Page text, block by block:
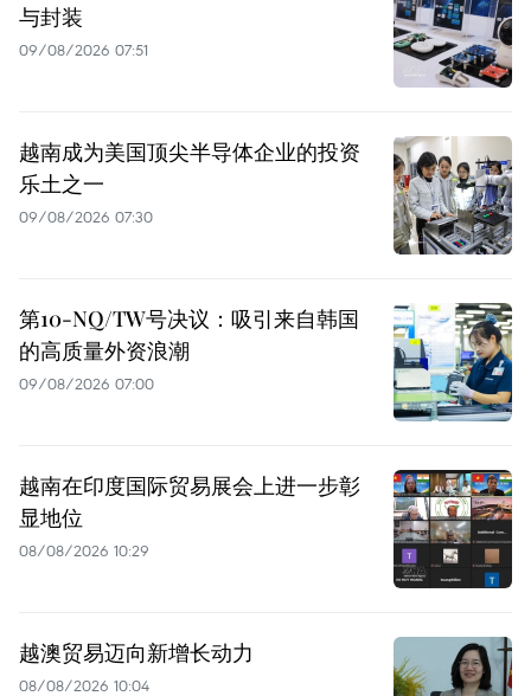
与封装
09/08/2026 07:51
越南成为美国顶尖半导体企业的投资
乐土之一
09/08/2026 07:30
第10-NQ/TW号决议：吸引来自韩国
的高质量外资浪潮
09/08/2026 07:00
越南在印度国际贸易展会上进一步彰
显地位
08/08/2026 10:29
越澳贸易迈向新增长动力
08/08/2026 10:04